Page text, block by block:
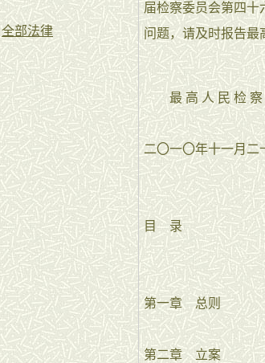
全部法律
届检察委员会第四十
问题，请及时报告最
最 高 人 民 检 察
二〇一〇年十一月二
目 录
第一章 总则
第二章 立案